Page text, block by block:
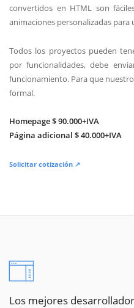
convertidos en HTML son
animaciones personalizadas para
Todos los proyectos pueden
por funcionalidades, debe
funcionamiento. Para que
formal.
Homepage $ 90.000+IVA
Página adicional $ 40.000+IVA
Solicitar cotización ↗
Los mejores